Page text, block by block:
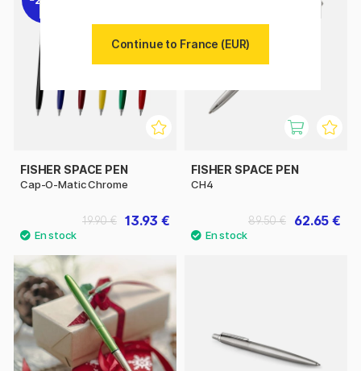
FISHER SPACE PEN
Cap-O-Matic Chrome
13.93 €
19.90 €
FISHER SPACE PEN
CH4
62.65 €
89.50 €
Continue to France (EUR)